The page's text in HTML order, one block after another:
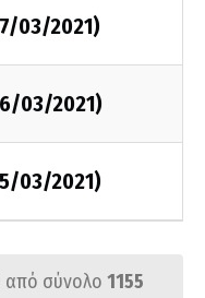
03/2021)
03/2021)
03/2021)
από σύνολο 1155